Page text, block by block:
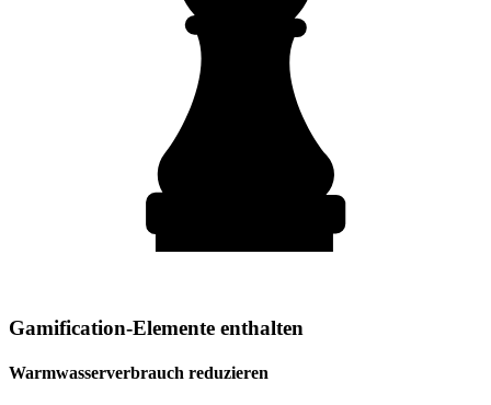
Gamification-Elemente enthalten
Warmwasserverbrauch reduzieren